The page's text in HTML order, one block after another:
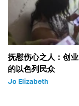
抚慰伤心之人：创
的以色列民众
Jo Elizabeth